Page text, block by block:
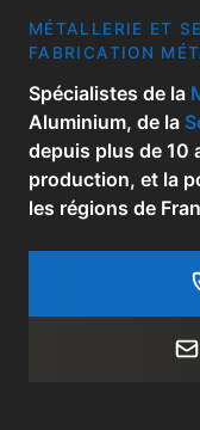
MÉTALLERIE ET
FABRICATION
Spécialistes de la
Aluminium, de la
depuis plus de 10
production, et la
les régions de